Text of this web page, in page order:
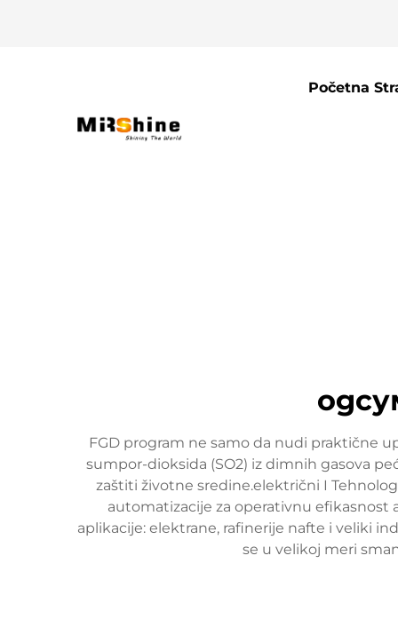
Početna
FGD program ne samo da nudi praktične
sumpor-dioksida (SO2) iz dimnih gasova
zaštiti životne sredine.električni I
automatizacije za operativnu efikasnost
aplikacije: elektrane, rafinerije nafte i veliki
se u velikoj meri